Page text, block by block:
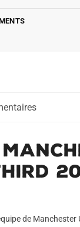
de Manchester